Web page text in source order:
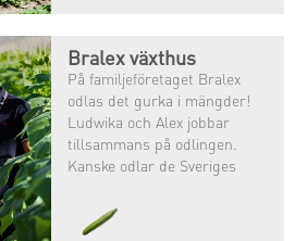
Bralex växthus
På familjeföretaget Bralex
odlas det gurka i mängder!
Ludwika och Alex jobbar
tillsammans på odlingen.
Kanske odlar de Sveriges